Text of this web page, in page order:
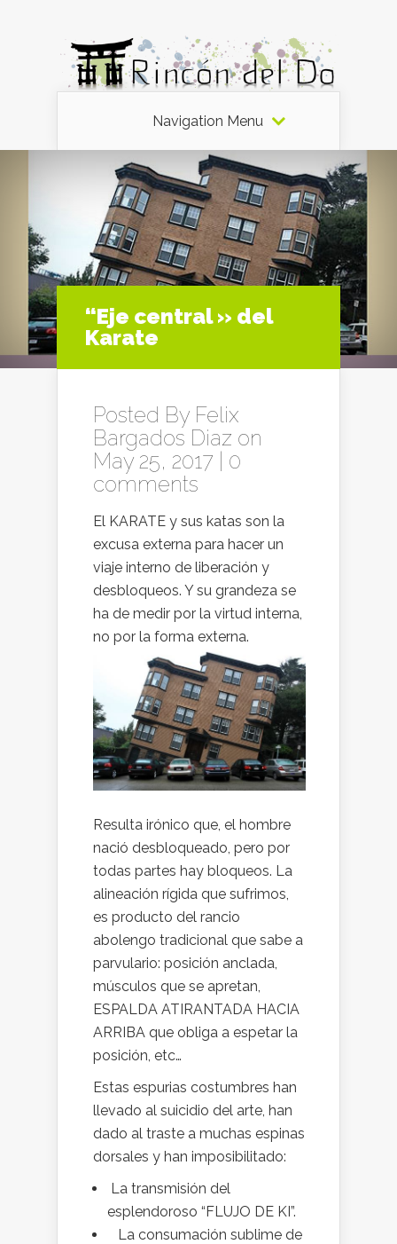
Navigation Menu
“Eje central » del
Karate
Posted By Felix
Bargados Diaz on
May 25, 2017 | 0
comments
El KARATE y sus katas son la
excusa externa para hacer un
viaje interno de liberación y
desbloqueos. Y su grandeza se
ha de medir por la virtud interna,
no por la forma externa.
Resulta irónico que, el hombre
nació desbloqueado, pero por
todas partes hay bloqueos. La
alineación rígida que sufrimos,
es producto del rancio
abolengo tradicional que sabe a
parvulario: posición anclada,
músculos que se apretan,
ESPALDA ATIRANTADA HACIA
ARRIBA que obliga a espetar la
posición, etc…
Estas espurias costumbres han
llevado al suicidio del arte, han
dado al traste a muchas espinas
dorsales y han imposibilitado:
La transmisión del
esplendoroso “FLUJO DE KI”.
La consumación sublime de